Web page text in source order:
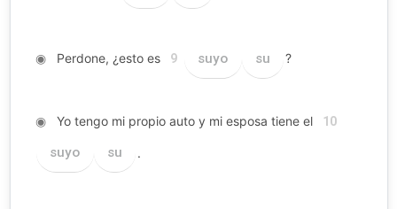
◉Perdone, ¿esto es 9 suyo su ?
◉Yo tengo mi propio auto y mi esposa tiene el 10
suyo su